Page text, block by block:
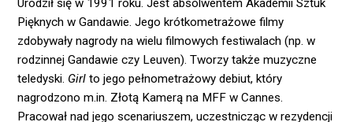
Urodził się w 1991 roku. Jest absolwentem Akademii Sztuk
Pięknych w Gandawie. Jego krótkometrażowe filmy
zdobywały nagrody na wielu filmowych festiwalach (np. w
rodzinnej Gandawie czy Leuven). Tworzy także muzyczne
teledyski. Girl to jego pełnometrażowy debiut, który
nagrodzono m.in. Złotą Kamerą na MFF w Cannes.
Pracował nad jego scenariuszem, uczestnicząc w rezydencji